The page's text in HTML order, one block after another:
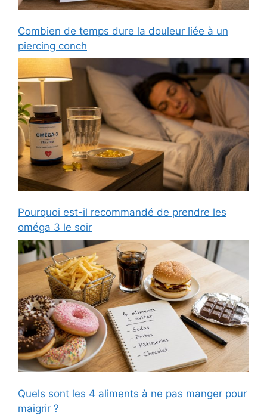
Combien de temps dure la douleur liée à un
piercing conch
Pourquoi est-il recommandé de prendre les
oméga 3 le soir
Quels sont les 4 aliments à ne pas manger pour
maigrir ?